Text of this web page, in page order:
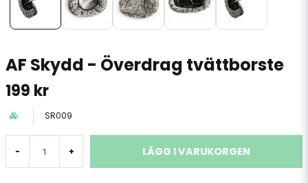
AF Skydd - Överdrag tvättborste
199 kr
SR009
- + LÄGG I VARUKORGEN